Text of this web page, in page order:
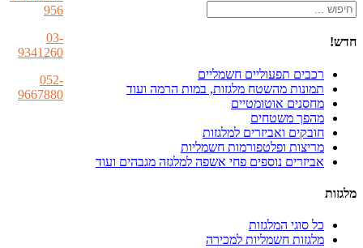
חדש!
רכבים תפעוליים חשמליים
תמונות מהשטח מלגזות, במות הרמה ועוד
מחסנים אוטומטיים
מהפך משטחים
חובקים ואביזרים למלגזות
מריצות ופלטפורמות חשמליות
אביזרים נוספים פחי אשפה למלגזה מגבהים ועוד
מלגזות
כל סוגי המלגזות
מלגזות חשמליות למכירה
956
03-
9341260
052-
9667880